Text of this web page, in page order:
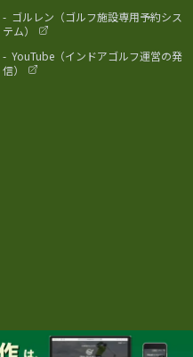
- ゴルレン（ゴルフ施設専用予約シス
テム）
- YouTube（インドアゴルフ運営の発
信）